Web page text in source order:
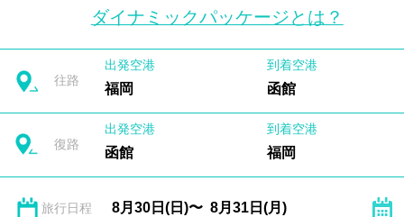
ダイナミックパッケージとは？
往路
出発空港
福岡
到着空港
函館
復路
出発空港
函館
到着空港
福岡
旅行日程